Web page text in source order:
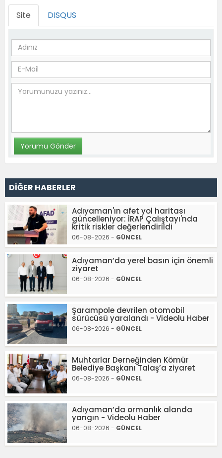
Site DISQUS
DİĞER HABERLER
Adıyaman'ın afet yol haritası
güncelleniyor: İRAP Çalıştayı'nda
kritik riskler değerlendirildi
06-08-2026 - GÜNCEL
Adıyaman’da yerel basın için önemli
ziyaret
06-08-2026 - GÜNCEL
Şarampole devrilen otomobil
sürücüsü yaralandı - Videolu Haber
06-08-2026 - GÜNCEL
Muhtarlar Derneğinden Kömür
Belediye Başkanı Talaş’a ziyaret
06-08-2026 - GÜNCEL
Adıyaman’da ormanlık alanda
yangın - Videolu Haber
06-08-2026 - GÜNCEL